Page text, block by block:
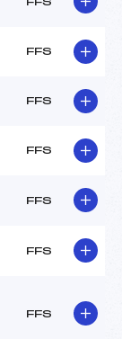
FFS
FFS
FFS
FFS
FFS
FFS